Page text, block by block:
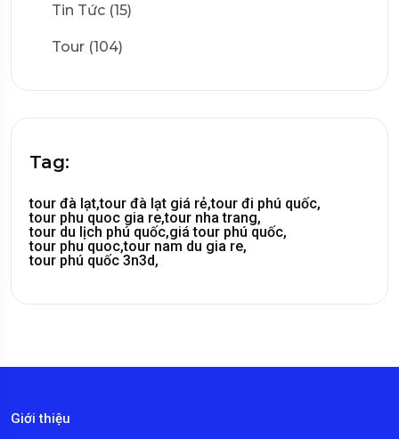
Tin Tức (15)
Tour (104)
Tag:
tour đà lạt,tour đà lạt giá rẻ,tour đi phú quốc,
tour phu quoc gia re,tour nha trang,
tour du lịch phú quốc,giá tour phú quốc,
tour phu quoc,tour nam du gia re,
tour phú quốc 3n3d,
Giới thiệu